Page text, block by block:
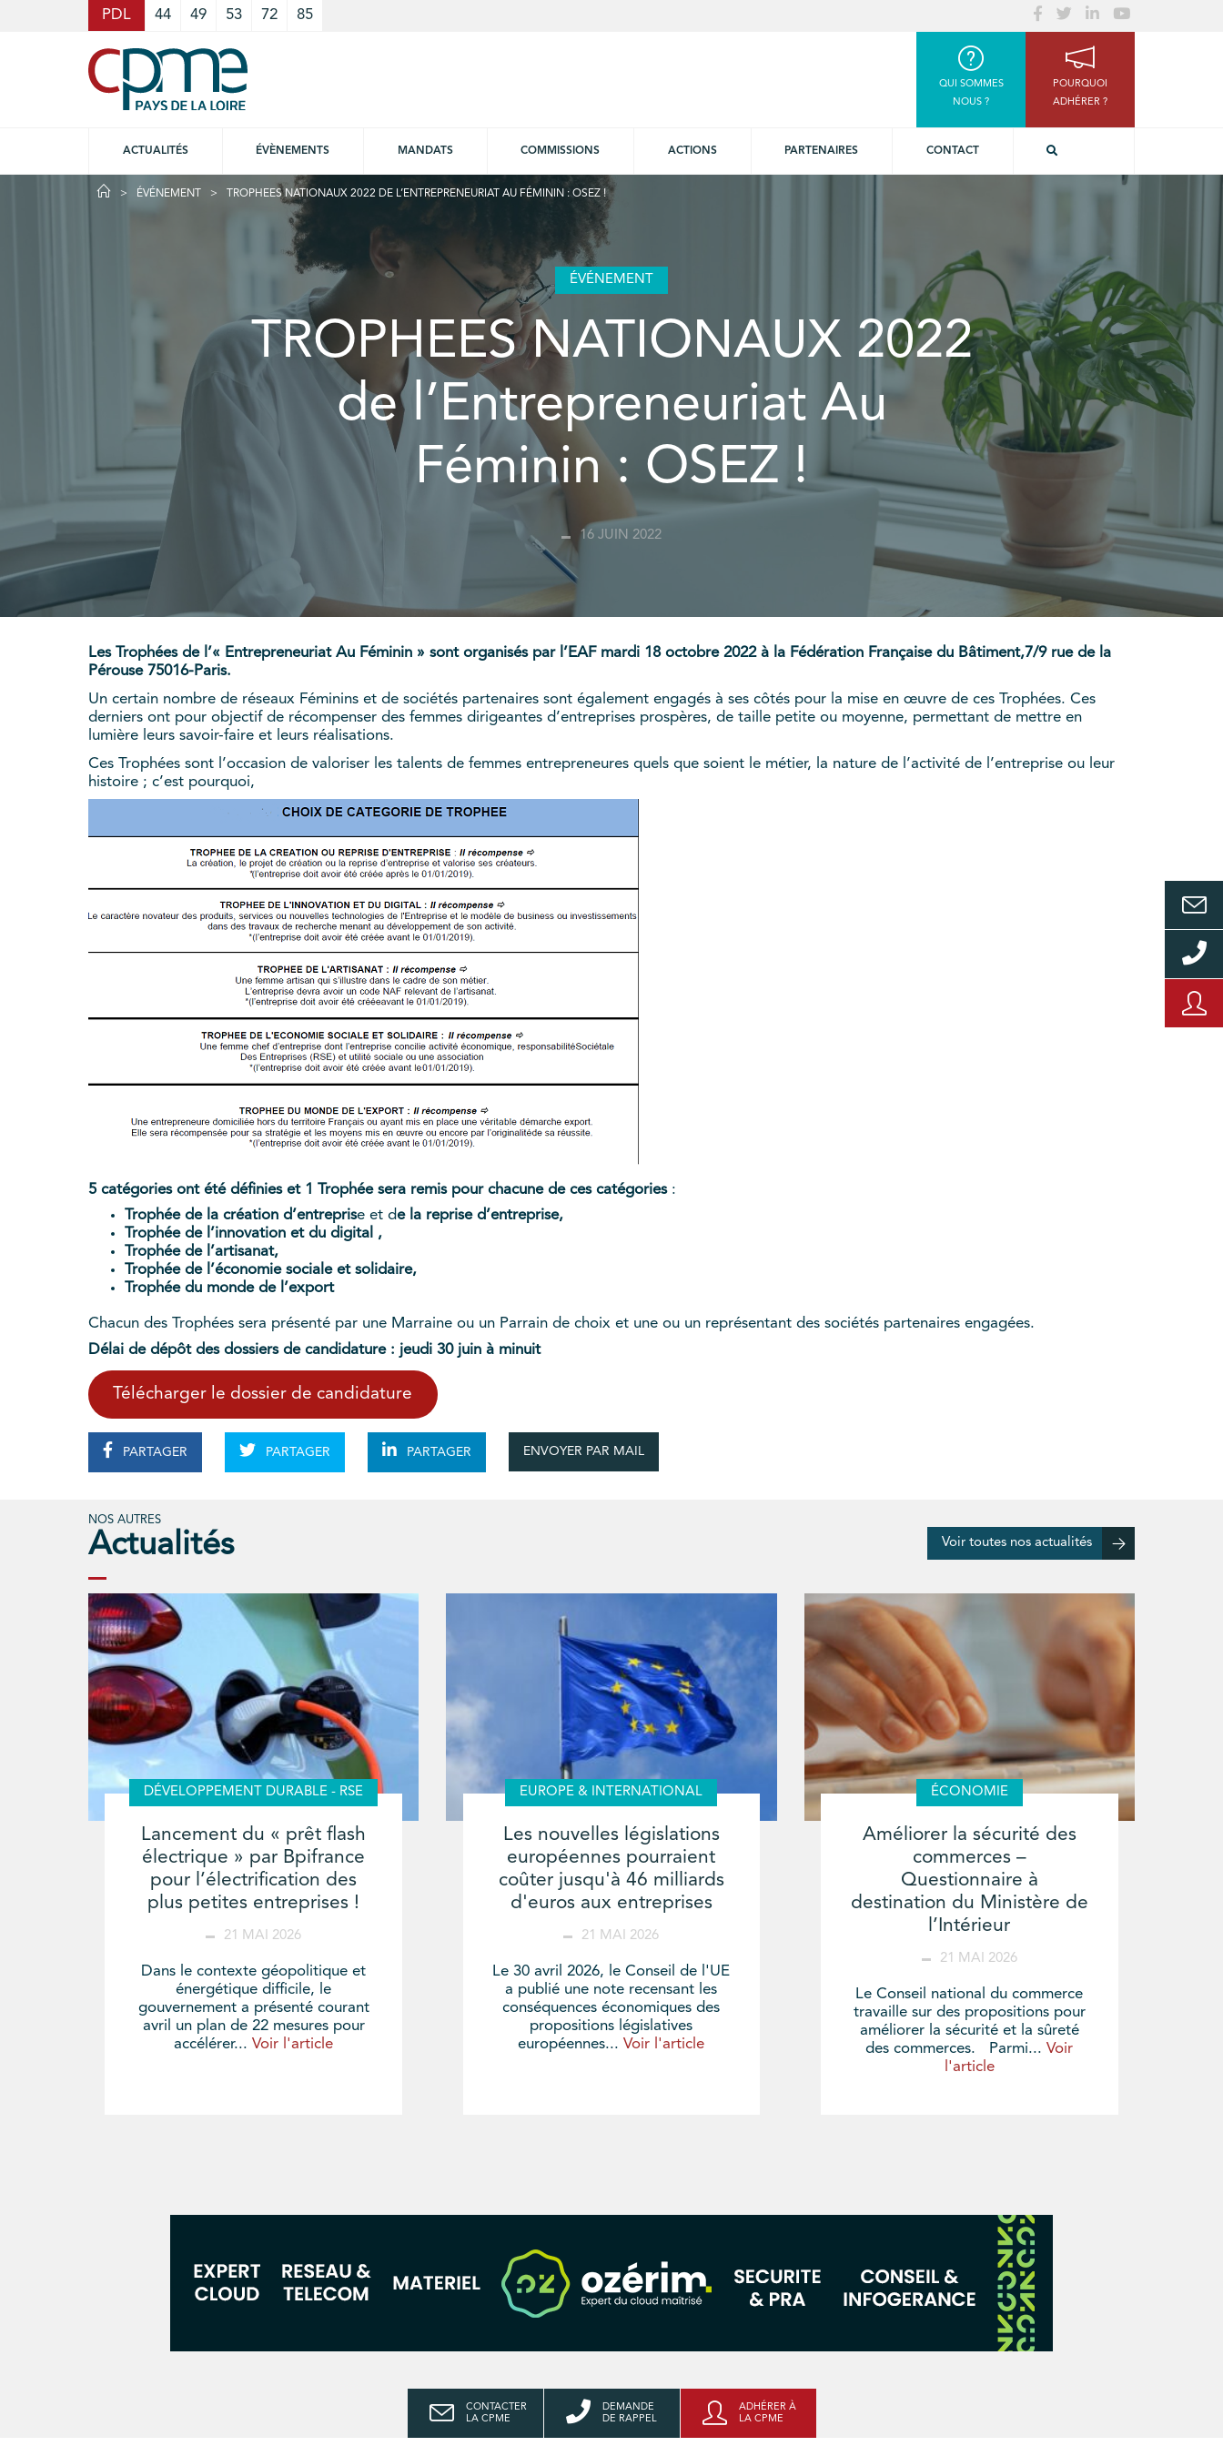
PDL 44 49 53 72 85
QUI SOMMES
NOUS ?
POURQUOI
ADHÉRER ?
ACTUALITÉS ÉVÈNEMENTS MANDATS COMMISSIONS ACTIONS PARTENAIRES CONTACT
ÉVÉNEMENT TROPHEES NATIONAUX 2022 DE L’ENTREPRENEURIAT AU FÉMININ : OSEZ !
ÉVÉNEMENT
TROPHEES NATIONAUX 2022
de l’Entrepreneuriat Au
Féminin : OSEZ !
16 JUIN 2022
Les Trophées de l’« Entrepreneuriat Au Féminin » sont organisés par l’EAF mardi 18 octobre 2022 à la Fédération Française du Bâtiment,7/9 rue de la
Pérouse 75016-Paris.
Un certain nombre de réseaux Féminins et de sociétés partenaires sont également engagés à ses côtés pour la mise en œuvre de ces Trophées. Ces
derniers ont pour objectif de récompenser des femmes dirigeantes d’entreprises prospères, de taille petite ou moyenne, permettant de mettre en
lumière leurs savoir-faire et leurs réalisations.
Ces Trophées sont l’occasion de valoriser les talents de femmes entrepreneures quels que soient le métier, la nature de l’activité de l’entreprise ou leur
histoire ; c’est pourquoi,
5 catégories ont été définies et 1 Trophée sera remis pour chacune de ces catégories :
Trophée de la création d’entreprise et de la reprise d’entreprise,
Trophée de l’innovation et du digital ,
Trophée de l’artisanat,
Trophée de l’économie sociale et solidaire,
Trophée du monde de l’export
Chacun des Trophées sera présenté par une Marraine ou un Parrain de choix et une ou un représentant des sociétés partenaires engagées.
Délai de dépôt des dossiers de candidature : jeudi 30 juin à minuit
Télécharger le dossier de candidature
PARTAGER PARTAGER PARTAGER ENVOYER PAR MAIL
NOS AUTRES
Actualités Voir toutes nos actualités
DÉVELOPPEMENT DURABLE - RSE
Lancement du « prêt flash
électrique » par Bpifrance
pour l’électrification des
plus petites entreprises !
21 MAI 2026
Dans le contexte géopolitique et
énergétique difficile, le
gouvernement a présenté courant
avril un plan de 22 mesures pour
accélérer...Voir l'article
EUROPE & INTERNATIONAL
Les nouvelles législations
européennes pourraient
coûter jusqu'à 46 milliards
d'euros aux entreprises
21 MAI 2026
Le 30 avril 2026, le Conseil de l'UE
a publié une note recensant les
conséquences économiques des
propositions législatives
européennes...Voir l'article
ÉCONOMIE
Améliorer la sécurité des
commerces –
Questionnaire à
destination du Ministère de
l’Intérieur
21 MAI 2026
Le Conseil national du commerce
travaille sur des propositions pour
améliorer la sécurité et la sûreté
des commerces. Parmi...Voir
l'article
CONTACTER
LA CPME
DEMANDE
DE RAPPEL
ADHÉRER À
LA CPME
Cookies management panel